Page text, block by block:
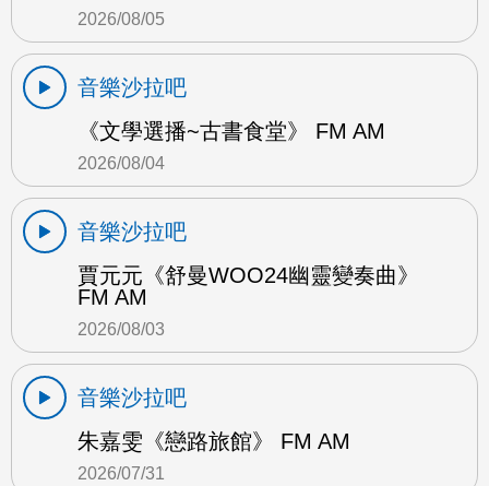
2026/08/05
音樂沙拉吧
《文學選播~古書食堂》 FM AM
2026/08/04
音樂沙拉吧
賈元元《舒曼WOO24幽靈變奏曲》
FM AM
2026/08/03
音樂沙拉吧
朱嘉雯《戀路旅館》 FM AM
2026/07/31